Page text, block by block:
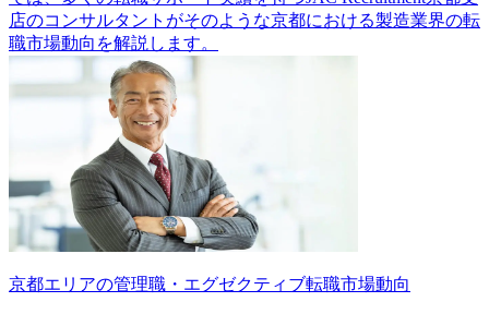
店のコンサルタントがそのような京都における製造業界の転
職市場動向を解説します。
京都エリアの管理職・エグゼクティブ転職市場動向